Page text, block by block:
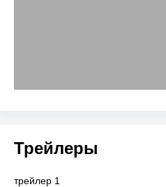
Трейлеры
трейлер 1